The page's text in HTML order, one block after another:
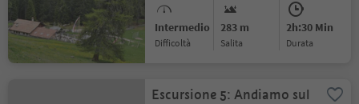
Intermedio
Difficoltà
283 m
Salita
2h:30 Min
durata
Escursione 5: Andiamo sul